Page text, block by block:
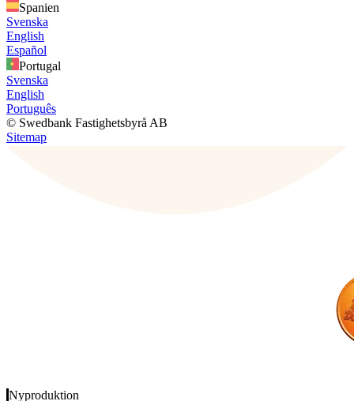
Spanien
Svenska
English
Español
Portugal
Svenska
English
Português
© Swedbank Fastighetsbyrå AB
Sitemap
Nyproduktion